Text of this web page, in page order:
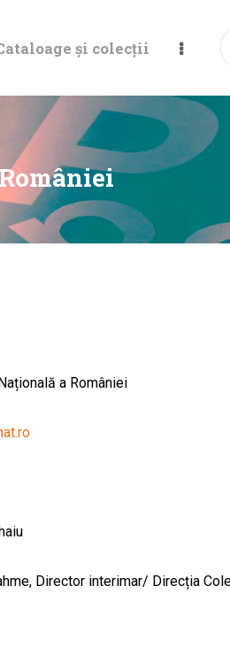
și colecții
a României
Director interimar/ Direcția